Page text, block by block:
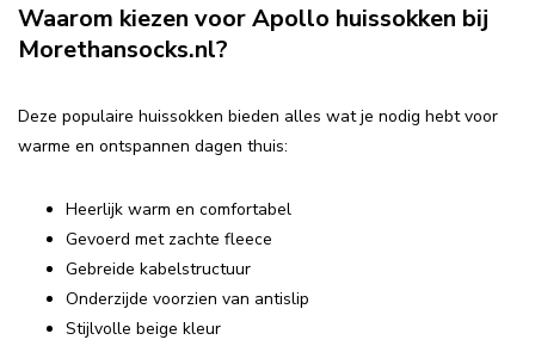
Waarom kiezen voor Apollo huissokken bij
Morethansocks.nl?
Deze populaire huissokken bieden alles wat je nodig hebt voor
warme en ontspannen dagen thuis:
Heerlijk warm en comfortabel
Gevoerd met zachte fleece
Gebreide kabelstructuur
Onderzijde voorzien van antislip
Stijlvolle beige kleur